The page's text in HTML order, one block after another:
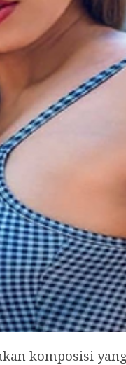
komposisi